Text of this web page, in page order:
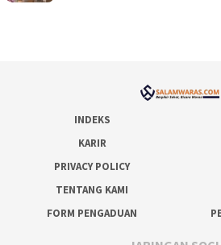
INDEKS
KARIR
PRIVACY POLICY
TENTANG KAMI
FORM PENGADUAN